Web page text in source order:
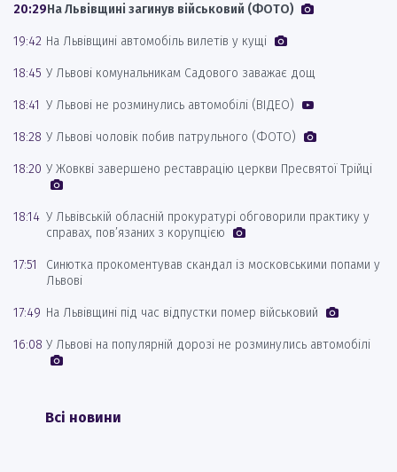
20:29На Львівщині загинув військовий (ФОТО)
19:42 На Львівщині автомобіль вилетів у кущі
18:45 У Львові комунальникам Садового заважає дощ
18:41 У Львові не розминулись автомобілі (ВІДЕО)
18:28 У Львові чоловік побив патрульного (ФОТО)
18:20 У Жовкві завершено реставрацію церкви Пресвятої Трійці
18:14 У Львівській обласній прокуратурі обговорили практику у
справах, пов’язаних з корупцією
17:51
Синютка прокоментував скандал із московськими попами у
Львові
17:49 На Львівщині під час відпустки помер військовий
16:08 У Львові на популярній дорозі не розминулись автомобілі
Всі новини